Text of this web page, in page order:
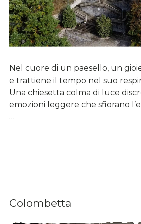
Nel cuore di un paesello, un
e trattiene il tempo nel suo
Una chiesetta colma di luce
emozioni leggere che sfiorano
…
Colombetta